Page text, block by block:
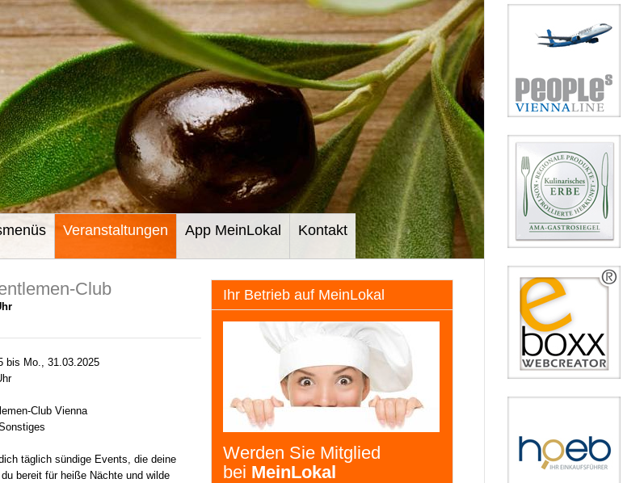
Veranstaltungen App MeinLokal Kontakt
Club
bis Mo., 31.03.2025
Club Vienna
täglich sündige Events, die deine
bereit für heiße Nächte und wilde
Ihr Betrieb auf MeinLokal
Werden Sie Mitglied
bei MeinLokal